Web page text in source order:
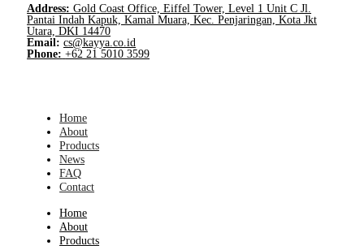
Address: Gold Coast Office, Eiffel Tower, Level 1 Unit C Jl.
Pantai Indah Kapuk, Kamal Muara, Kec. Penjaringan, Kota Jkt
Utara, DKI 14470
Email: cs@kayya.co.id
Phone: +62 21 5010 3599
Home
About
Products
News
FAQ
Contact
Home
About
Products